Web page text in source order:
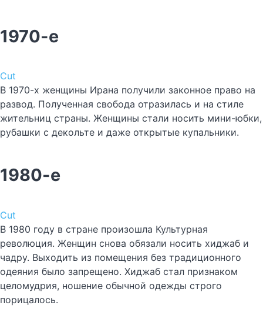
1970-е
Cut
В 1970-х женщины Ирана получили законное право на
развод. Полученная свобода отразилась и на стиле
жительниц страны. Женщины стали носить мини-юбки,
рубашки с декольте и даже открытые купальники.
1980-е
Cut
В 1980 году в стране произошла Культурная
революция. Женщин снова обязали носить хиджаб и
чадру. Выходить из помещения без традиционного
одеяния было запрещено. Хиджаб стал признаком
целомудрия, ношение обычной одежды строго
порицалось.